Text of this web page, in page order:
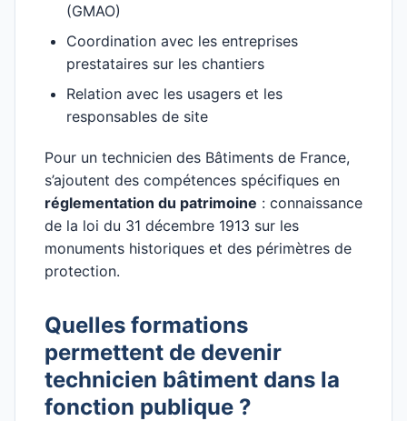
(GMAO)
Coordination avec les entreprises
prestataires sur les chantiers
Relation avec les usagers et les
responsables de site
Pour un technicien des Bâtiments de France,
s’ajoutent des compétences spécifiques en
réglementation du patrimoine : connaissance
de la loi du 31 décembre 1913 sur les
monuments historiques et des périmètres de
protection.
Quelles formations
permettent de devenir
technicien bâtiment dans la
fonction publique ?